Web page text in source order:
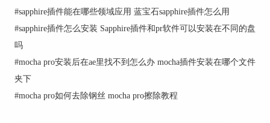
5. 预览和渲染：调整完特效后，预览视频效果，确
保特效应用符合预期。完成所有编辑后，选择“文
件”菜单下的“导出”选项，渲染并导出最终视频。
二、Sapphire插件与pr冲突怎么办
尽管Sapphire插件功能强大，但在使用过程中，可
能会出现与pr冲突的问题。这些冲突通常表现为软
#sapphire插件能在哪些领域应用 蓝宝石sapphire插件怎么用
#sapphire插件怎么安装 Sapphire插件和pr软件可以安装在不同的盘
吗
#mocha pro安装后在ae里找不到怎么办 mocha插件安装在哪个文件
夹下
#mocha pro如何去除钢丝 mocha pro擦除教程